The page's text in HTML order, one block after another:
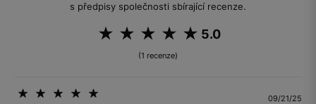
s předpisy společnosti sbírající recenze.
5.0
(1 recenze)
09/21/25